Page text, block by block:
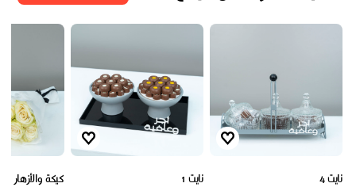
نايت 4 نايت 1 كيكة والأزهار 4593